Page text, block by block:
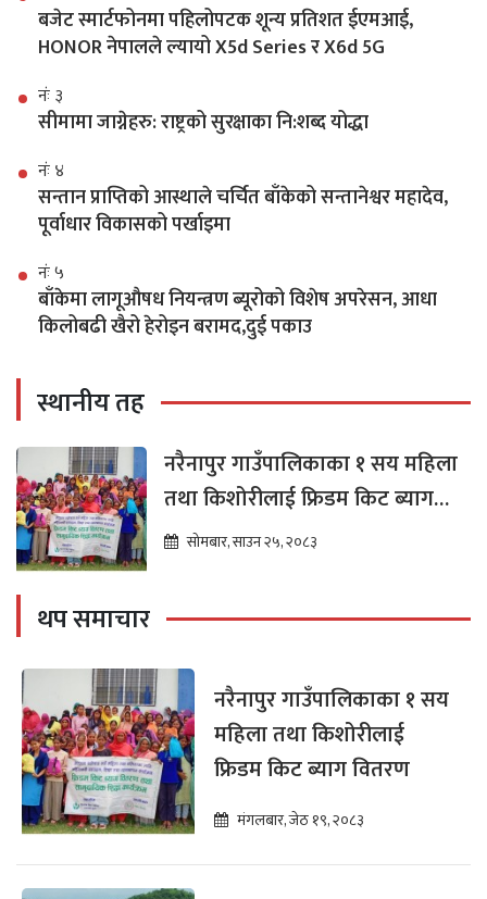
बजेट स्मार्टफोनमा पहिलोपटक शून्य प्रतिशत ईएमआई,
HONOR नेपालले ल्यायो X5d Series र X6d 5G
नंः ३
सीमामा जाग्नेहरु: राष्ट्रको सुरक्षाका नि:शब्द योद्धा
नंः ४
सन्तान प्राप्तिको आस्थाले चर्चित बाँकेको सन्तानेश्वर महादेव,
पूर्वाधार विकासको पर्खाइमा
नंः ५
बाँकेमा लागूऔषध नियन्त्रण ब्यूरोको विशेष अपरेसन, आधा
किलोबढी खैरो हेरोइन बरामद,दुई पकाउ
स्थानीय तह
नरैनापुर गाउँपालिकाका १ सय महिला
तथा किशोरीलाई फ्रिडम किट ब्याग
वितरण
सोमबार, साउन २५, २०८३
थप समाचार
नरैनापुर गाउँपालिकाका १ सय
महिला तथा किशोरीलाई
फ्रिडम किट ब्याग वितरण
मंगलबार, जेठ १९, २०८३